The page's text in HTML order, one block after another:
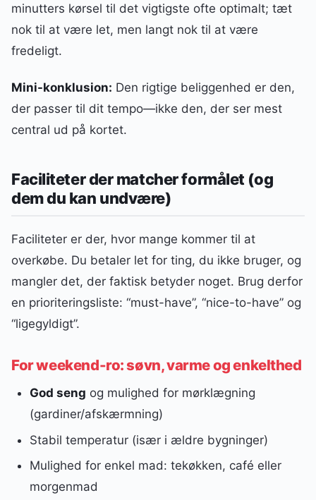
minutters kørsel til det vigtigste ofte optimalt; tæt
nok til at være let, men langt nok til at være
fredeligt.
Mini-konklusion: Den rigtige beliggenhed er den,
der passer til dit tempo—ikke den, der ser mest
central ud på kortet.
Faciliteter der matcher formålet (og
dem du kan undvære)
Faciliteter er der, hvor mange kommer til at
overkøbe. Du betaler let for ting, du ikke bruger, og
mangler det, der faktisk betyder noget. Brug derfor
en prioriteringsliste: “must-have”, “nice-to-have” og
“ligegyldigt”.
For weekend-ro: søvn, varme og enkelthed
God seng og mulighed for mørklægning
(gardiner/afskærmning)
Stabil temperatur (især i ældre bygninger)
Mulighed for enkel mad: tekøkken, café eller
morgenmad